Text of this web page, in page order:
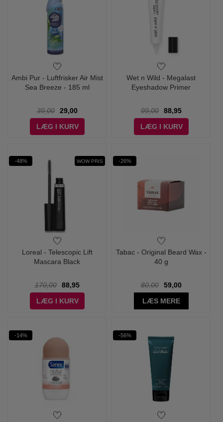
Ambi Pur - Luftfrisker Air Mist
Sea Breeze - 185 ml
39,00
29,00
LÆG I KURV
Wet n Wild - Megalast
Eyeshadow Primer
99,00
88,95
LÆG I KURV
-48% WOW PRIS
Loreal - Telescopic Lift
Mascara Black
170,00
88,95
LÆG I KURV
-26%
Tabac - Original Beard Wax -
40 g
80,00
59,00
LÆS MERE
-14% -56%